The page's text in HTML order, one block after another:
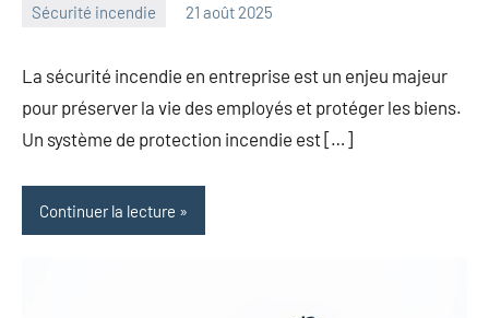
Sécurité incendie 21 août 2025
La sécurité incendie en entreprise est un enjeu majeur
pour préserver la vie des employés et protéger les biens.
Un système de protection incendie est […]
Continuer la lecture